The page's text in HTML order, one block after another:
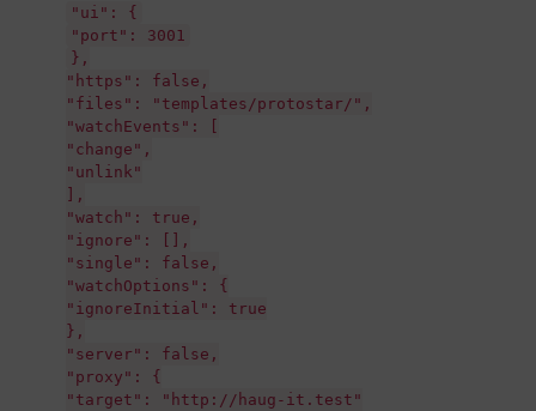
"ui": {
"port": 3001
},
"https": false,
"files": "templates/protostar/",
"watchEvents": [
"change",
"unlink"
],
"watch": true,
"ignore": [],
"single": false,
"watchOptions": {
"ignoreInitial": true
},
"server": false,
"proxy": {
"target": "http://haug-it.test"